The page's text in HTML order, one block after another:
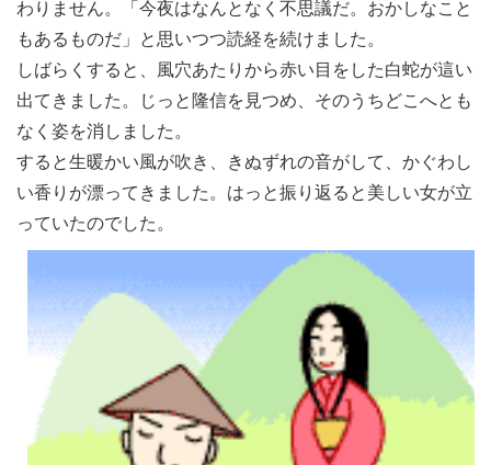
わりません。「今夜はなんとなく不思議だ。おかしなこと
もあるものだ」と思いつつ読経を続けました。
しばらくすると、風穴あたりから赤い目をした白蛇が這い
出てきました。じっと隆信を見つめ、そのうちどこへとも
なく姿を消しました。
すると生暖かい風が吹き、きぬずれの音がして、かぐわし
い香りが漂ってきました。はっと振り返ると美しい女が立
っていたのでした。